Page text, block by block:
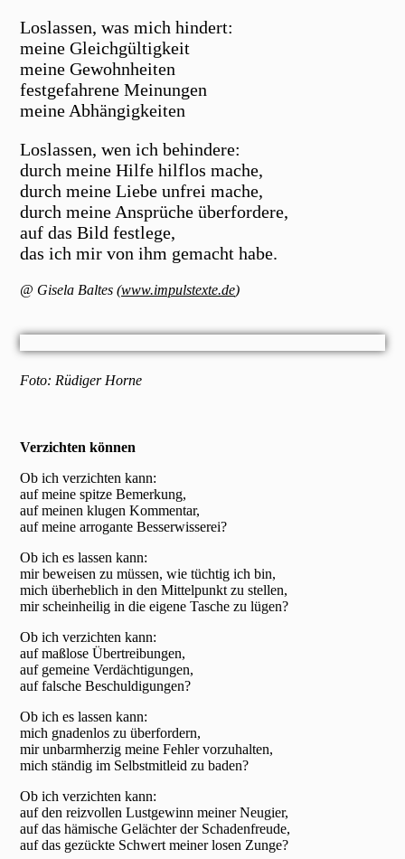
Loslassen, was mich hindert:
meine Gleichgültigkeit
meine Gewohnheiten
festgefahrene Meinungen
meine Abhängigkeiten
Loslassen, wen ich behindere:
durch meine Hilfe hilflos mache,
durch meine Liebe unfrei mache,
durch meine Ansprüche überfordere,
auf das Bild festlege,
das ich mir von ihm gemacht habe.
@ Gisela Baltes (www.impulstexte.de)
Foto: Rüdiger Horne
Verzichten können
Ob ich verzichten kann:
auf meine spitze Bemerkung,
auf meinen klugen Kommentar,
auf meine arrogante Besserwisserei?
Ob ich es lassen kann:
mir beweisen zu müssen, wie tüchtig ich bin,
mich überheblich in den Mittelpunkt zu stellen,
mir scheinheilig in die eigene Tasche zu lügen?
Ob ich verzichten kann:
auf maßlose Übertreibungen,
auf gemeine Verdächtigungen,
auf falsche Beschuldigungen?
Ob ich es lassen kann:
mich gnadenlos zu überfordern,
mir unbarmherzig meine Fehler vorzuhalten,
mich ständig im Selbstmitleid zu baden?
Ob ich verzichten kann:
auf den reizvollen Lustgewinn meiner Neugier,
auf das hämische Gelächter der Schadenfreude,
auf das gezückte Schwert meiner losen Zunge?